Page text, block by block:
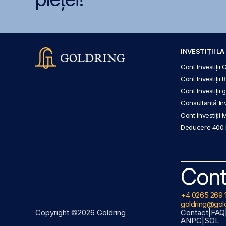
INVESTIȚII LA
Cont Investiții
Cont Investiții
Cont Investiții
Consultanță
Cont Investiții
Deducere 400
+4 0265 269
Copyright ©2026 Goldring
Contact FAQ
ANPC SOL